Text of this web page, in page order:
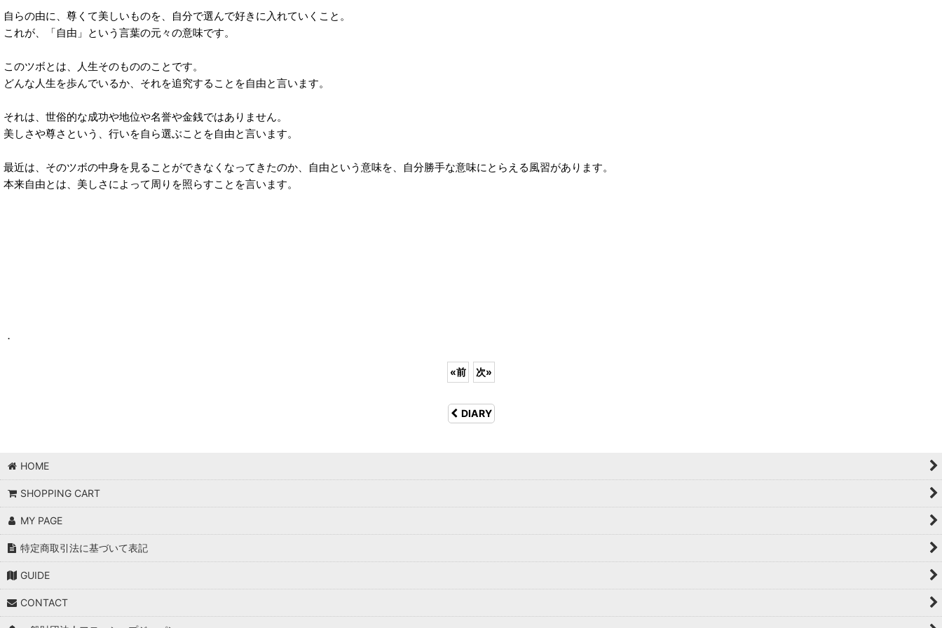
自らの由に、尊くて美しいものを、自分で選んで好きに入れていくこと。
これが、「自由」という言葉の元々の意味です。
このツボとは、人生そのもののことです。
どんな人生を歩んでいるか、それを追究することを自由と言います。
それは、世俗的な成功や地位や名誉や金銭ではありません。
美しさや尊さという、行いを自ら選ぶことを自由と言います。
最近は、そのツボの中身を見ることができなくなってきたのか、自由という意味を、自分勝手な意味にとらえる風習があります。
本来自由とは、美しさによって周りを照らすことを言います。
．
«前 次»
DIARY
HOME
SHOPPING CART
MY PAGE
特定商取引法に基づいて表記
GUIDE
CONTACT